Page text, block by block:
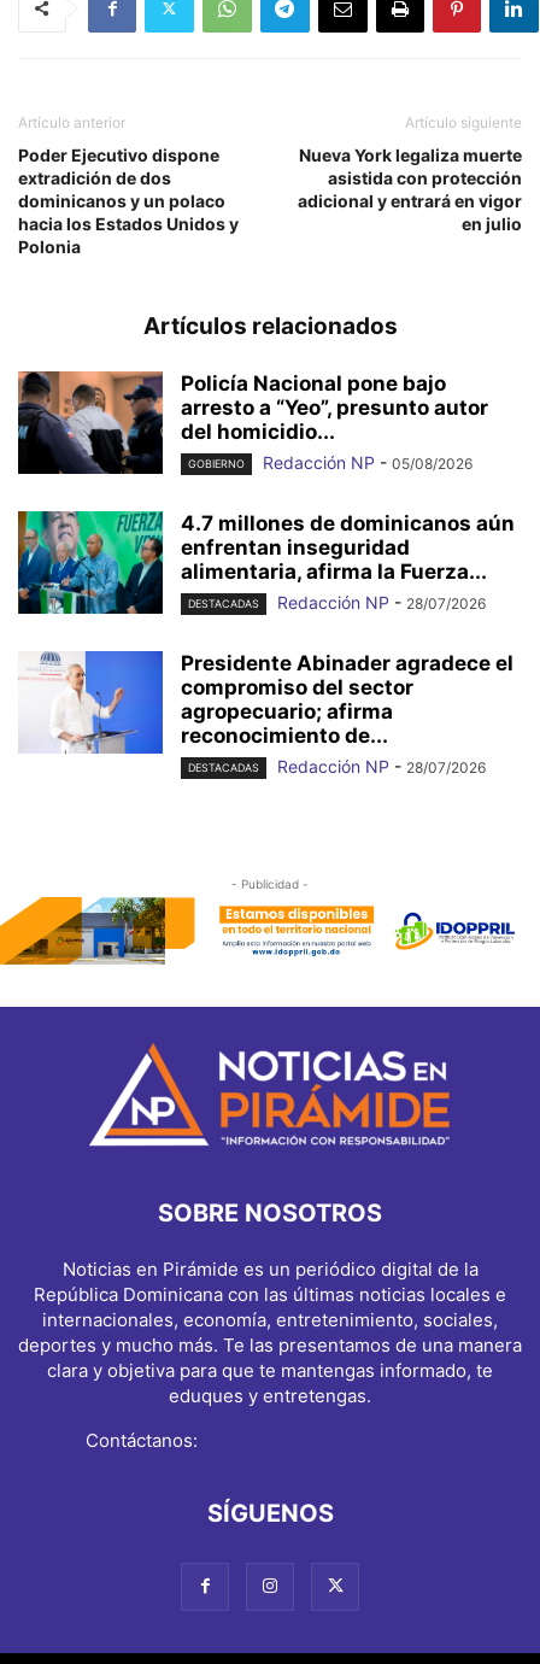
Artículo anterior
Poder Ejecutivo dispone
extradición de dos
dominicanos y un polaco
hacia los Estados Unidos y
Polonia
Artículo siguiente
Nueva York legaliza muerte
asistida con protección
adicional y entrará en vigor
en julio
Artículos relacionados
Policía Nacional pone bajo
arresto a “Yeo”, presunto autor
del homicidio...
GOBIERNO Redacción NP - 05/08/2026
4.7 millones de dominicanos aún
enfrentan inseguridad
alimentaria, afirma la Fuerza...
DESTACADAS Redacción NP - 28/07/2026
Presidente Abinader agradece el
compromiso del sector
agropecuario; afirma
reconocimiento de...
DESTACADAS Redacción NP - 28/07/2026
- Publicidad -
SOBRE NOSOTROS
Noticias en Pirámide es un periódico digital de la
República Dominicana con las últimas noticias locales e
internacionales, economía, entretenimiento, sociales,
deportes y mucho más. Te las presentamos de una manera
clara y objetiva para que te mantengas informado, te
eduques y entretengas.
Contáctanos:
SÍGUENOS